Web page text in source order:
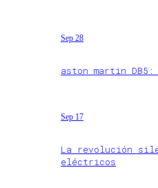
Sep 28
aston martin DB5:
Sep 17
La revolución
eléctricos